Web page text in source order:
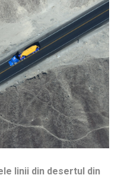
linii din desertul din